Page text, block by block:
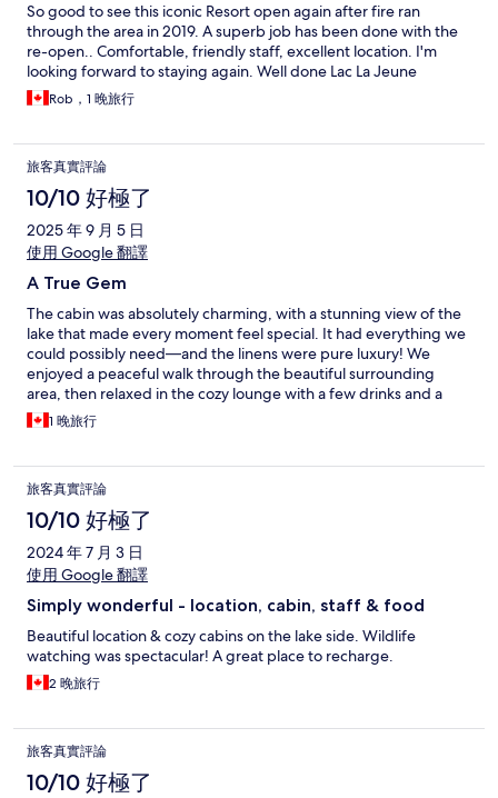
So good to see this iconic Resort open again after fire ran
through the area in 2019. A superb job has been done with the
re-open.. Comfortable, friendly staff, excellent location. I'm
looking forward to staying again. Well done Lac La Jeune
Rob，1 晚旅行
旅客真實評論
10/10 好極了
2025 年 9 月 5 日
使用 Google 翻譯
A True Gem
The cabin was absolutely charming, with a stunning view of the
lake that made every moment feel special. It had everything we
could possibly need—and the linens were pure luxury! We
enjoyed a peaceful walk through the beautiful surrounding
area, then relaxed in the cozy lounge with a few drinks and a
game of crib. The atmosphere was warm and welcoming, and
everyone from the staff to the owners made us feel right at
1 晚旅行
旅客真實評論
10/10 好極了
2024 年 7 月 3 日
使用 Google 翻譯
Simply wonderful - location, cabin, staff & food
Beautiful location & cozy cabins on the lake side. Wildlife
watching was spectacular! A great place to recharge.
2 晚旅行
旅客真實評論
10/10 好極了